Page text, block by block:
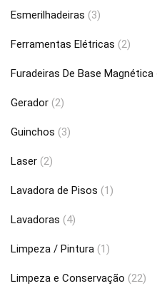
Esmerilhadeiras (3)
Ferramentas Elétricas (2)
Furadeiras De Base Magnética
Gerador (2)
Guinchos (3)
Laser (2)
Lavadora de Pisos (1)
Lavadoras (4)
Limpeza / Pintura (1)
Limpeza e Conservação (22)